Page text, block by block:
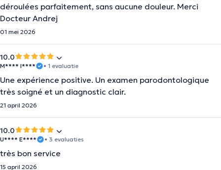
déroulées parfaitement, sans aucune douleur. Merci
Docteur Andrej
01 mei 2026
10.0
M**** I**** • 1 evaluatie
Une expérience positive. Un examen parodontologique
très soigné et un diagnostic clair.
21 april 2026
10.0
U**** E**** • 3 evaluaties
très bon service
15 april 2026